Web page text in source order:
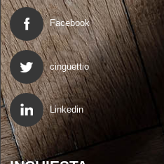
Facebook
cinguettio
Linkedin